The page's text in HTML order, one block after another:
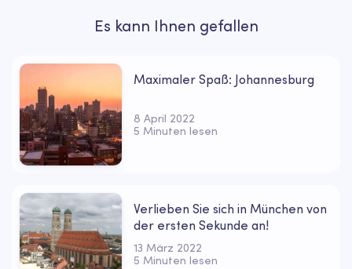
Es kann Ihnen gefallen
Maximaler Spaß: Johannesburg
8 April 2022
5 Minuten lesen
Verlieben Sie sich in München von
der ersten Sekunde an!
13 März 2022
5 Minuten lesen